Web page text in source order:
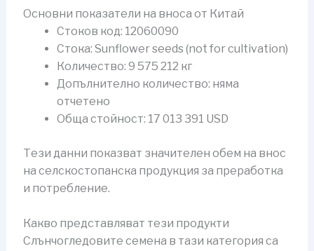
Основни показатели на вноса от Китай
Стоков код: 12060090
Стока: Sunflower seeds (not for cultivation)
Количество: 9 575 212 кг
Допълнително количество: няма
отчетено
Обща стойност: 17 013 391 USD
Тези данни показват значителен обем на внос
на селскостопанска продукция за преработка
и потребление.
Какво представляват тези продукти
Слънчогледовите семена в тази категория са